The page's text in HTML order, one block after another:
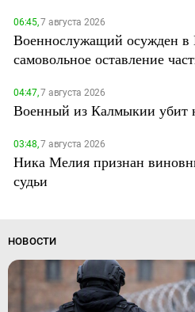
06:45,7 августа 2026
Военнослужащий осужден в
самовольное оставление
04:47,7 августа 2026
Военный из Калмыкии убит
03:48,7 августа 2026
Ника Мелия признан
судьи
НОВОСТИ